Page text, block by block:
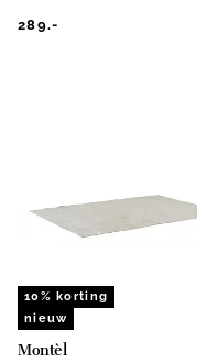
289.-
10% korting
nieuw
Montèl